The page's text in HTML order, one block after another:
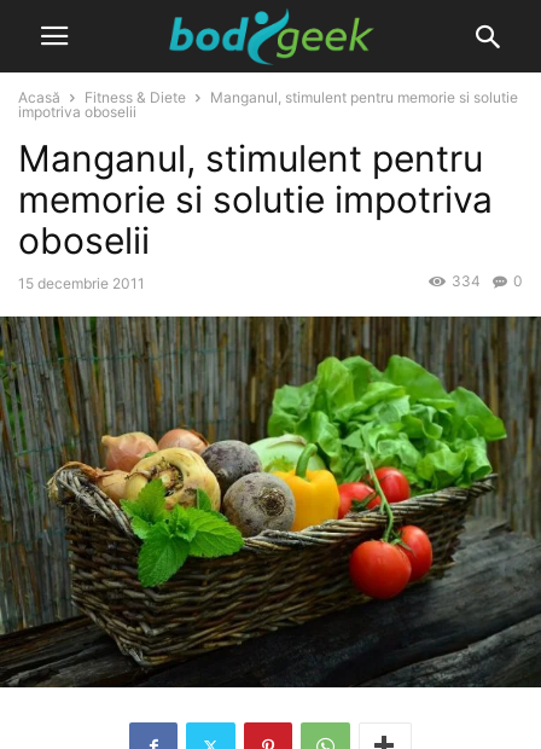
Acasă Fitness & Diete
Manganul, stimulent pentru memorie si solutie
impotriva oboselii
Manganul, stimulent pentru
memorie si solutie impotriva
oboselii
15 decembrie 2011 0
334